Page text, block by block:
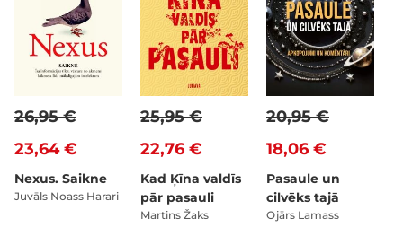
23,64 €
26,95 €
Nexus. Saikne
Juvāls Noass Harari
22,76 €
25,95 €
Kad Ķīna valdīs
pār pasauli
Martins Žaks
18,06 €
20,95 €
Pasaule un
cilvēks tajā
Ojārs Lamass